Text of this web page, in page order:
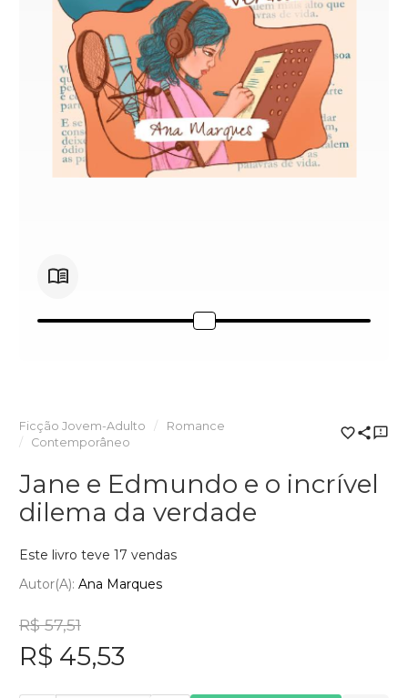
Ficção Jovem-Adulto
Romance
Contemporâneo
Jane e Edmundo e o incrível
dilema da verdade
Este livro teve 17 vendas
Autor(a): Ana Marques
R$ 57,51
R$ 45,53